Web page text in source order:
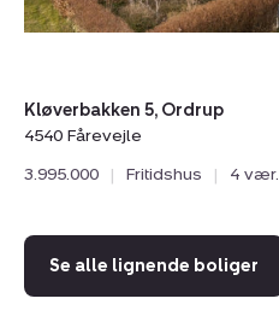
Kløverbakken 5, Ordrup
4540 Fårevejle
3.995.000
| Fritidshus | 4 vær.
Se alle lignende boliger